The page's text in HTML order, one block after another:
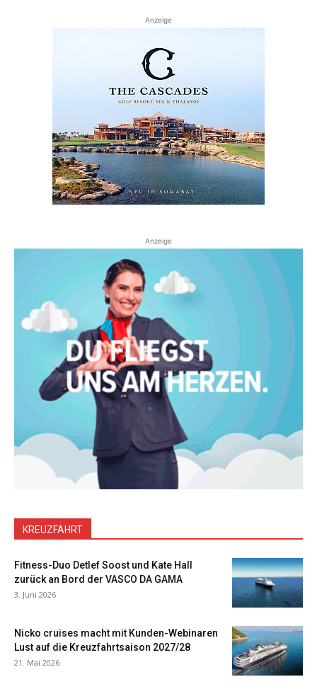
Anzeige
Anzeige
KREUZFAHRT
Fitness-Duo Detlef Soost und Kate Hall
zurück an Bord der VASCO DA GAMA
3. Juni 2026
Nicko cruises macht mit Kunden-Webinaren
Lust auf die Kreuzfahrtsaison 2027/28
21. Mai 2026